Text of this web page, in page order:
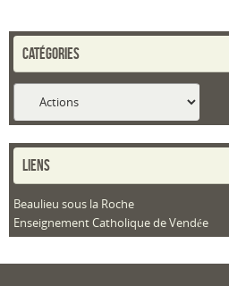
CATÉGORIES
LIENS
Beaulieu sous la Roche
Enseignement Catholique de Vendée